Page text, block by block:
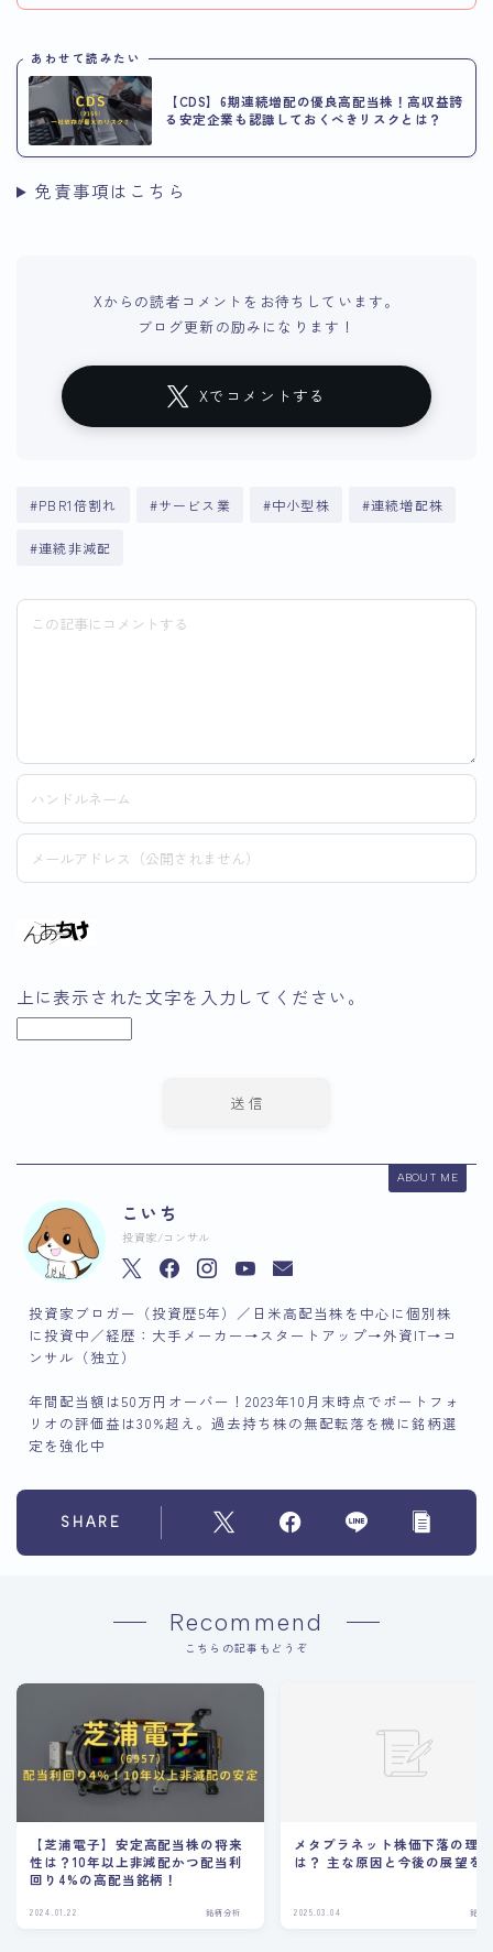
あわせて読みたい
【CDS】6期連続増配の優良高配当株！高収益誇
る安定企業も認識しておくべきリスクとは？
免責事項はこちら
Xからの読者コメントをお待ちしています。
ブログ更新の励みになります！
Xでコメントする
#PBR1倍割れ #サービス業 #中小型株 #連続増配株
#連続非減配
上に表示された文字を入力してください。
ABOUT ME
こいち
投資家/コンサル
投資家ブロガー（投資歴5年）／日米高配当株を中心に個別株
に投資中／経歴：大手メーカー→スタートアップ→外資IT→コ
ンサル（独立）
年間配当額は50万円オーバー！2023年10月末時点でポートフォ
リオの評価益は30%超え。過去持ち株の無配転落を機に銘柄選
定を強化中
SHARE
Recommend
こちらの記事もどうぞ
【芝浦電子】安定高配当株の将来
性は？10年以上非減配かつ配当利
回り4%の高配当銘柄！
2024.01.22 銘柄分析
メタプラネット株価下落の理
は？ 主な原因と今後の展望を
2025.03.04 銘柄